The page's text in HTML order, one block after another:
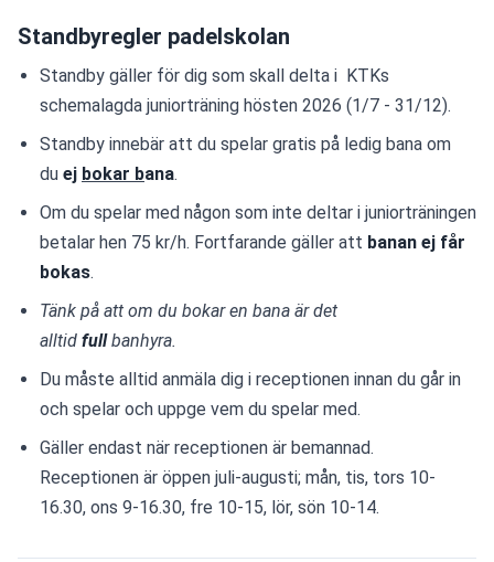
Standbyregler padelskolan
Standby gäller för dig som skall delta i  KTKs
schemalagda juniorträning hösten 2026 (1/7 - 31/12).
Standby innebär att du spelar gratis på ledig bana om
du ej bokar bana.
Om du spelar med någon som inte deltar i juniorträningen
betalar hen 75 kr/h. Fortfarande gäller att banan ej får
bokas.
Tänk på att om du bokar en bana är det
alltid full banhyra.
Du måste alltid anmäla dig i receptionen innan du går in
och spelar och uppge vem du spelar med.
Gäller endast när receptionen är bemannad.
Receptionen är öppen juli-augusti; mån, tis, tors 10-
16.30, ons 9-16.30, fre 10-15, lör, sön 10-14.